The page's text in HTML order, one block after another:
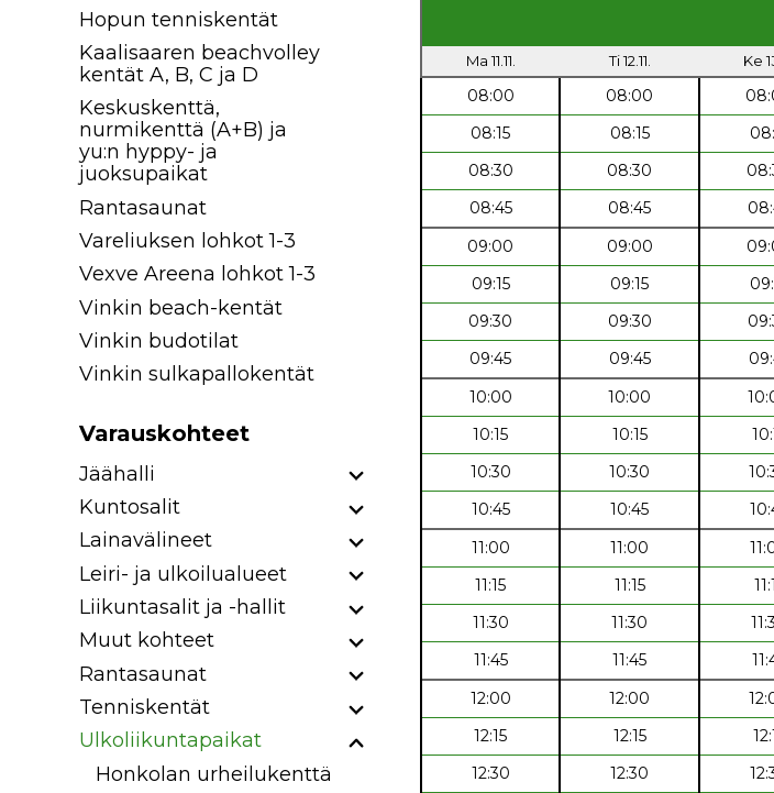
Hopun tenniskentät
Kaalisaaren beachvolley
kentät A, B, C ja D
Keskuskenttä,
nurmikenttä (A+B) ja
yu:n hyppy- ja
juoksupaikat
Rantasaunat
Vareliuksen lohkot 1-3
Vexve Areena lohkot 1-3
Vinkin beach-kentät
Vinkin budotilat
Vinkin sulkapallokentät
Varauskohteet
Jäähalli
Kuntosalit
Lainavälineet
Leiri- ja ulkoilualueet
Liikuntasalit ja -hallit
Muut kohteet
Rantasaunat
Tenniskentät
Ulkoliikuntapaikat
Honkolan urheilukenttä
Ma 11.11. Ti 12.11. Ke
08:00 08:00
08:15
08:15
08:30
08:30
08:45
08:45
09:00
09:00
09:15
09:15
09:30
09:30
09:45
09:45
10:00
10:00
10:15
10:15
10:30
10:30
10:45
10:45
11:00
11:00
11:15
11:15
11:30
11:30
11:45
11:45
12:00
12:00
12:15
12:15
12:30
12:30